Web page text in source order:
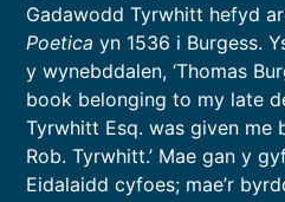
Gadawodd Tyrwhitt hefyd
Poetica yn 1536 i Burgess.
y wynebddalen, ‘Thomas
book belonging to my late
Tyrwhitt Esq. was given me
Rob. Tyrwhitt.’ Mae gan y
Eidalaidd cyfoes; mae’r